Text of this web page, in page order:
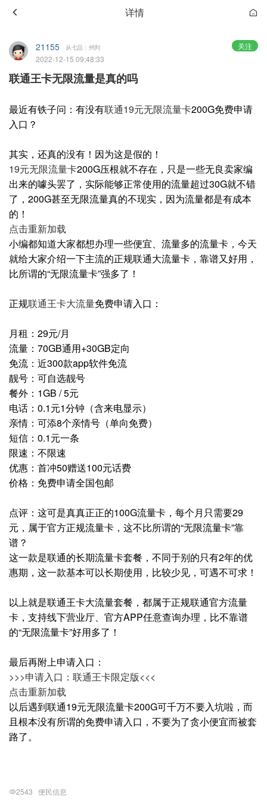
详情
关注
21155 从七品：州判
2022-12-15 09:48:33
联通王卡无限流量是真的吗
最近有铁子问：有没有联通19元无限流量卡200G免费申请
入口？
其实，还真的没有！因为这是假的！
19元无限流量卡200G压根就不存在，只是一些无良卖家编
出来的噱头罢了，实际能够正常使用的流量超过30G就不错
了，200G甚至无限流量真的不现实，因为流量都是有成本
的！
点击重新加载
小编都知道大家都想办理一些便宜、流量多的流量卡，今天
就给大家介绍一下主流的正规联通大流量卡，靠谱又好用，
比所谓的“无限流量卡”强多了！
正规联通王卡大流量免费申请入口：
月租：29元/月
流量：70GB通用+30GB定向
免流：近300款app软件免流
靓号：可自选靓号
餐外：1GB / 5元
电话：0.1元1分钟（含来电显示）
亲情：可添8个亲情号（单向免费）
短信：0.1元一条
限速：不限速
优惠：首冲50赠送100元话费
价格：免费申请全国包邮
点评：这可是真真正正的100G流量卡，每个月只需要29
元，属于官方正规流量卡，这不比所谓的“无限流量卡”靠
谱？
这一款是联通的长期流量卡套餐，不同于别的只有2年的优
惠期，这一款基本可以长期使用，比较少见，可遇不可求！
以上就是联通王卡大流量套餐，都属于正规联通官方流量
卡，支持线下营业厅、官方APP任意查询办理，比不靠谱
的“无限流量卡”好用多了！
最后再附上申请入口：
>>>申请入口：联通王卡限定版<<<
点击重新加载
以后遇到联通19元无限流量卡200G可千万不要入坑啦，而
且根本没有所谓的免费申请入口，不要为了贪小便宜而被套
路了。
2543 便民信息